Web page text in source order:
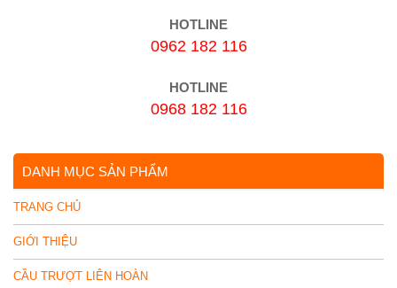
HOTLINE
0962 182 116
HOTLINE
0968 182 116
DANH MỤC SẢN PHẨM
TRANG CHỦ
GIỚI THIỆU
CẦU TRƯỢT LIÊN HOÀN